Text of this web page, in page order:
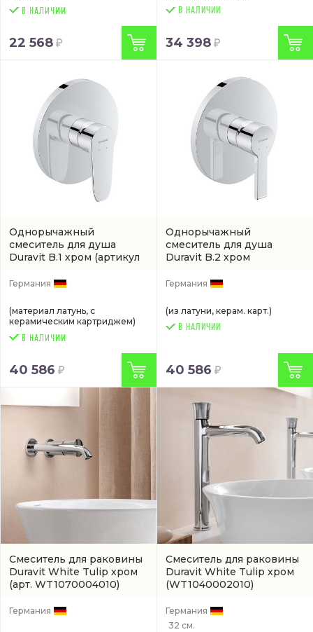
22 568
В НАЛИЧИИ
34 398
Однорычажный
смеситель для душа
Duravit B.1 хром (артикул
Германия
(материал латунь, с
керамическим картриджем)
40 586
Однорычажный
смеситель для душа
Duravit B.2 хром
Германия
(из латуни, керам. карт.)
В НАЛИЧИИ
40 586
Смеситель для раковины
Duravit White Tulip хром
(арт. WT1070004010)
Германия
Смеситель для раковины
Duravit White Tulip хром
(WT1040002010)
Германия
32 см.